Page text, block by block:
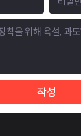
작성